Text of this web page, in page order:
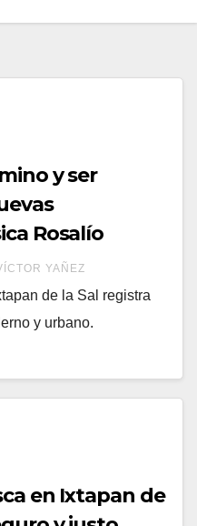
y ser
Rosalío
YAÑEZ
de la Sal registra
y urbano.
en Ixtapan de